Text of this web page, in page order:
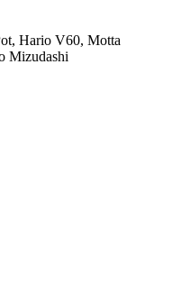
Hario V60, Motta
Mizudashi